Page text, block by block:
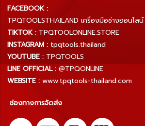
FACEBOOK :
TPQTOOLSTHAILAND เครื่องมือช่างออนไลน์
TIKTOK : TPQTOOLONLINE.STORE
INSTAGRAM : tpqtools.thailand
YOUTUBE : TPQTOOLS
LINE OFFICIAL : @TPQONLINE
WEBSITE : www.tpqtools-thailand.com
ช่องทางการจัดส่ง